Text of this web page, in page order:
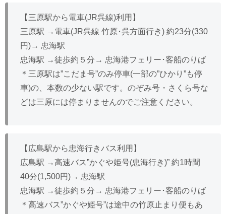
【三原駅から電車(JR呉線)利用】
三原駅 →電車(JR呉線 竹原･呉方面行き) 約23分(330
円)→ 忠海駅
忠海駅 →徒歩約５分→ 忠海港フェリー･客船のりば
＊三原駅は”こだま号”のみ停車(一部の”ひかり”も停
車)の、本数の少ない駅です。のぞみ号・さくら号な
どは三原には停まりませんのでご注意ください。
【広島駅から忠海行きバス利用】
広島駅 →高速バス”かぐや姫号(忠海行き)” 約1時間
40分(1,500円)→ 忠海駅
忠海駅 →徒歩約５分→ 忠海港フェリー･客船のりば
＊高速バス”かぐや姫号”は途中の竹原止まり便もあ